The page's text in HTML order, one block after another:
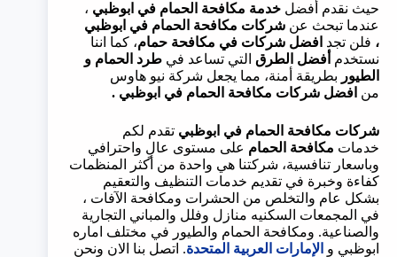
حيث نقدم أفضل خدمة مكافحة الحمام في ابوظبي ،
عندما تبحث عن شركات مكافحة الحمام في ابوظبي
، فلن تجد افضل شركات في مكافحة حمام، كما اننا
نستخدم أفضل الطرق التي تساعد في طرد الحمام و
الطيور بطريقة أمنة، مما يجعل شركة نيو هاوس
من افضل شركات مكافحة الحمام في ابوظبي .
شركات مكافحة الحمام في ابوظبي تقدم لكم
خدمات مكافحة الحمام على مستوى عالٍ واحترافي
وباسعار تنافسية، شركتنا هي واحدة من أكثر المنظمات
كفاءة وخبرة في تقديم خدمات التنظيف والتعقيم
بشكل عام والتخلص من الحشرات ومكافحة الآفات ،
في المجمعات السكنيه منازل وفلل والمباني التجارية
والصناعية. ومكافحة الحمام والطيور في مختلف اماره
ابوظبي و الإمارات العربية المتحدة. اتصل بنا الان ونحن